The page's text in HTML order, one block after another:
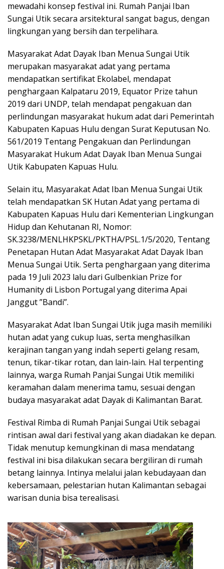
mewadahi konsep festival ini. Rumah Panjai Iban
Sungai Utik secara arsitektural sangat bagus, dengan
lingkungan yang bersih dan terpelihara.
Masyarakat Adat Dayak Iban Menua Sungai Utik
merupakan masyarakat adat yang pertama
mendapatkan sertifikat Ekolabel, mendapat
penghargaan Kalpataru 2019, Equator Prize tahun
2019 dari UNDP, telah mendapat pengakuan dan
perlindungan masyarakat hukum adat dari Pemerintah
Kabupaten Kapuas Hulu dengan Surat Keputusan No.
561/2019 Tentang Pengakuan dan Perlindungan
Masyarakat Hukum Adat Dayak Iban Menua Sungai
Utik Kabupaten Kapuas Hulu.
Selain itu, Masyarakat Adat Iban Menua Sungai Utik
telah mendapatkan SK Hutan Adat yang pertama di
Kabupaten Kapuas Hulu dari Kementerian Lingkungan
Hidup dan Kehutanan RI, Nomor:
SK.3238/MENLHKPSKL/PKTHA/PSL.1/5/2020, Tentang
Penetapan Hutan Adat Masyarakat Adat Dayak Iban
Menua Sungai Utik. Serta penghargaan yang diterima
pada 19 Juli 2023 lalu dari Gulbenkian Prize for
Humanity di Lisbon Portugal yang diterima Apai
Janggut ”Bandi”.
Masyarakat Adat Iban Sungai Utik juga masih memiliki
hutan adat yang cukup luas, serta menghasilkan
kerajinan tangan yang indah seperti gelang resam,
tenun, tikar-tikar rotan, dan lain-lain. Hal terpenting
lainnya, warga Rumah Panjai Sungai Utik memiliki
keramahan dalam menerima tamu, sesuai dengan
budaya masyarakat adat Dayak di Kalimantan Barat.
Festival Rimba di Rumah Panjai Sungai Utik sebagai
rintisan awal dari festival yang akan diadakan ke depan.
Tidak menutup kemungkinan di masa mendatang
festival ini bisa dilakukan secara bergiliran di rumah
betang lainnya. Intinya melalui jalan kebudayaan dan
kebersamaan, pelestarian hutan Kalimantan sebagai
warisan dunia bisa terealisasi.